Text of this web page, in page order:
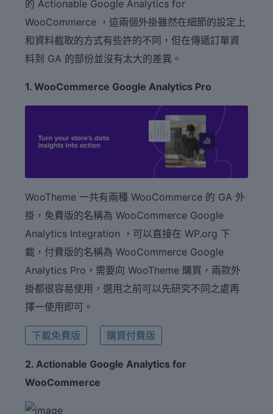
的 Actionable Google Analytics for
WooCommerce ，這兩個外掛雖然在細節的設定上
和資料截取的方式有些許的不同，但在傳遞訂單資
料到 GA 的部份並沒有太大的差異。
1. WooCommerce Google Analytics Pro
WooTheme 一共有兩種 WooCommerce 的 GA 外
掛，免費版的名稱為 WooCommerce Google
Analytics Integration ，可以直接在 WP.org 下
載，付費版的名稱為 WooCommerce Google
Analytics Pro，需要向 WooTheme 購買，兩款外
掛都很容易使用，選用之前可以先研究不同之處再
擇一使用即可。
下載免費版 購買付費版
2. Actionable Google Analytics for
WooCommerce